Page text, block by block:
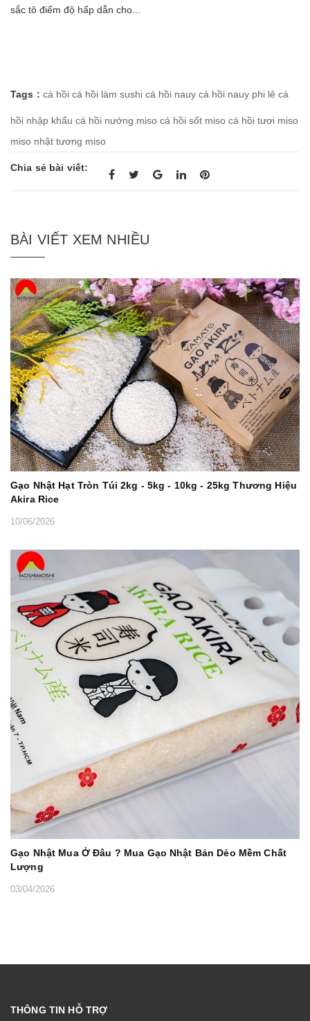
sắc tô điểm độ hấp dẫn cho...
Tags : cá hồi cá hồi làm sushi cá hồi nauy cá hồi nauy phi lê cá
hồi nhập khẩu cá hồi nướng miso cá hồi sốt miso cá hồi tươi miso
miso nhật tương miso
Chia sẻ bài viết:
BÀI VIẾT XEM NHIỀU
Gạo Nhật Hạt Tròn Túi 2kg - 5kg - 10kg - 25kg Thương Hiệu
Akira Rice
10/06/2026
Gạo Nhật Mua Ở Đâu ? Mua Gạo Nhật Bản Dẻo Mềm Chất
Lượng
03/04/2026
THÔNG TIN HỖ TRỢ